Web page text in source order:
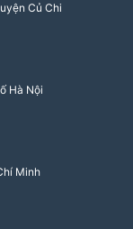
Củ Chi
Hà Nội
Minh